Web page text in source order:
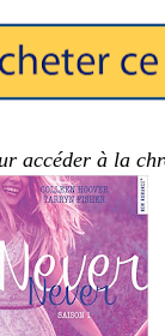
accéder à la